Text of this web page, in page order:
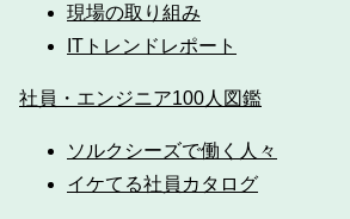
現場の取り組み
ITトレンドレポート
社員・エンジニア100人図鑑
ソルクシーズで働く人々
イケてる社員カタログ